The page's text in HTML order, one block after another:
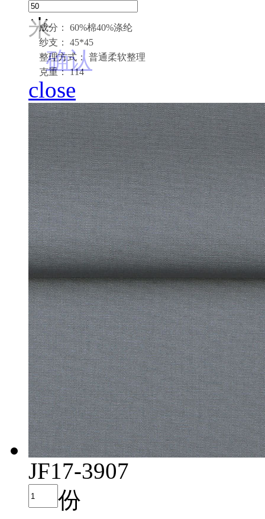
成分： 60%棉40%涤纶
纱支： 45*45
整理方式： 普通柔软整理
克重： 114
米
确认
close
JF17-3907
份